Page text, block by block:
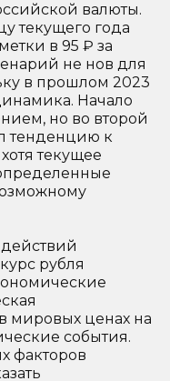
валюты.
текущего года
в 95 ₽ за
не нов для
в прошлом 2023
Начало
но во второй
тенденцию к
текущее
рубля
мировых ценах на
события.
факторов